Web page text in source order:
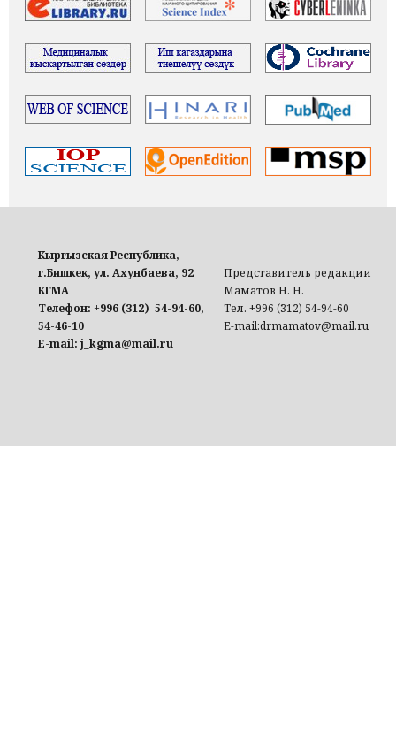
Кыргызская Республика,
г.Бишкек, ул. Ахунбаева, 92
КГМА
Телефон: +996 (312) 54-94-60,
54-46-10
E-mail: j_kgma@mail.ru
Представитель редакции
Маматов Н. Н.
Тел. +996 (312) 54-94-60
E-mail:drmamatov@mail.ru